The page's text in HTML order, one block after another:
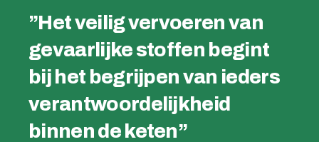
”Het veilig vervoeren van
gevaarlijke stoffen begint
bij het begrijpen van ieders
verantwoordelijkheid
binnen de keten”